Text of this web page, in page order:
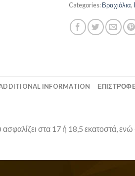
Categories:Βραχιόλια,
INFORMATION
στα 17 ή 18,5 εκατοστά,